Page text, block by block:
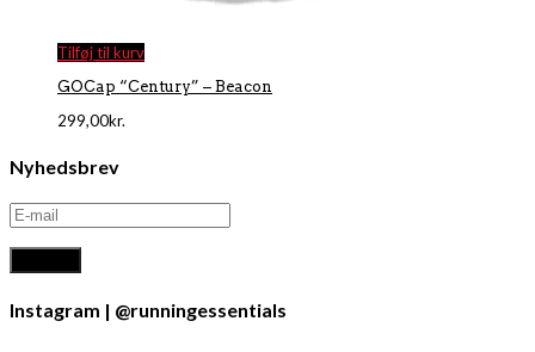
Tilføj til kurv
GOCap “Century” – Beacon
299,00kr.
Nyhedsbrev
Instagram | @runningessentials